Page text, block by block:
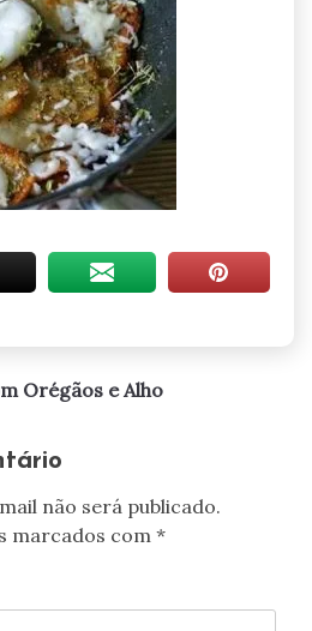
Orégãos e Alho
não será publicado.
marcados com *